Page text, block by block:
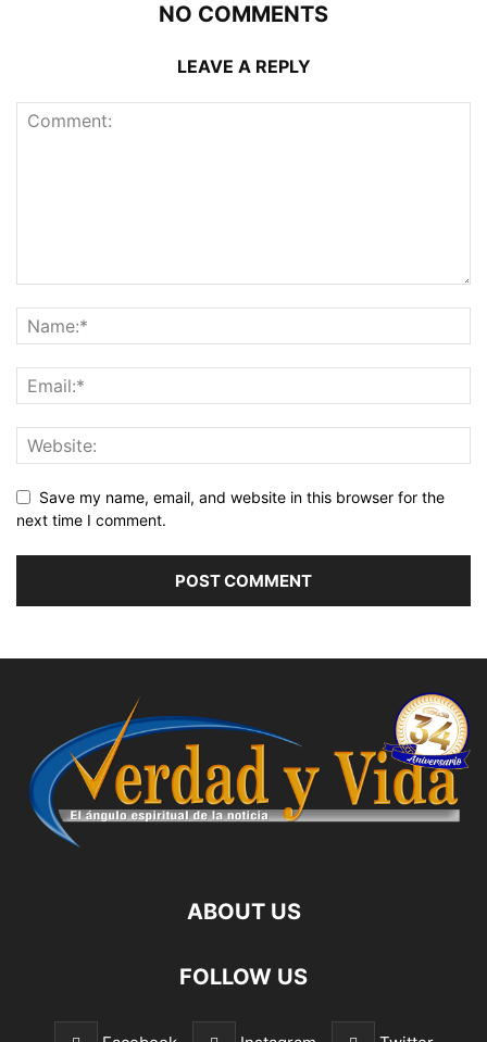
NO COMMENTS
LEAVE A REPLY
Save my name, email, and website in this browser for the
next time I comment.
ABOUT US
FOLLOW US